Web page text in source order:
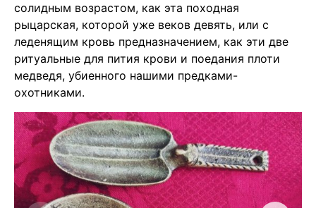
солидным возрастом, как эта походная
рыцарская, которой уже веков девять, или с
леденящим кровь предназначением, как эти две
ритуальные для пития крови и поедания плоти
медведя, убиенного нашими предками-
охотниками.